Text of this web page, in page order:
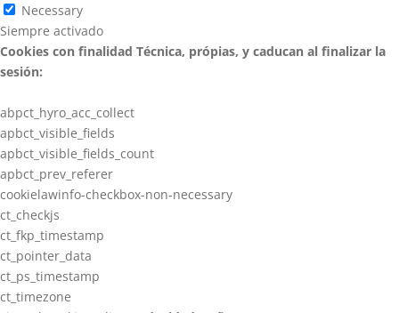
Necessary
Siempre activado
Cookies con finalidad Técnica, própias, y caducan al finalizar la
sesión:
abpct_hyro_acc_collect
apbct_visible_fields
apbct_visible_fields_count
apbct_prev_referer
cookielawinfo-checkbox-non-necessary
ct_checkjs
ct_fkp_timestamp
ct_pointer_data
ct_ps_timestamp
ct_timezone